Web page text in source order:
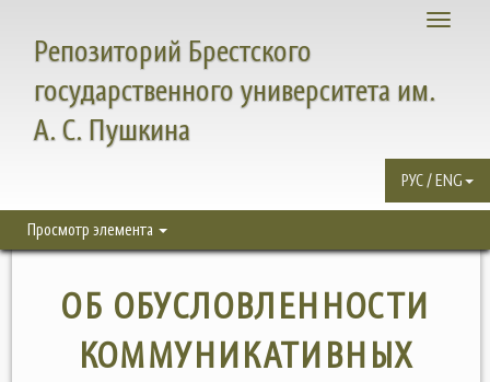
Toggle
Репозиторий Брестского
государственного университета им.
А. С. Пушкина
РУС / ENG
Просмотр элемента
ОБ ОБУСЛОВЛЕННОСТИ
КОММУНИКАТИВНЫХ